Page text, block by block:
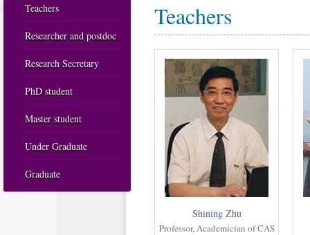
Teachers
Researcher and postdoc
Research Secretary
PhD student
Master student
Under Graduate
Graduate
Teachers
Shining Zhu
Professor, Academician of CAS